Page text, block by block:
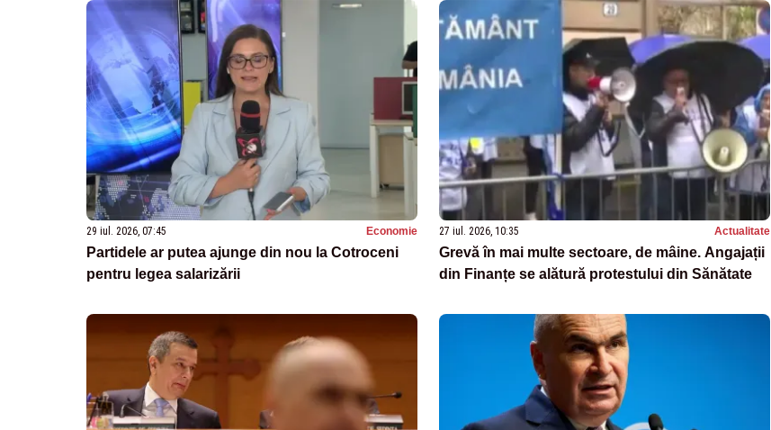
29 iul. 2026, 07:45 Economie
Partidele ar putea ajunge din nou la Cotroceni
pentru legea salarizării
27 iul. 2026, 10:35 Actualitate
Grevă în mai multe sectoare, de mâine. Angajații
din Finanțe se alătură protestului din Sănătate